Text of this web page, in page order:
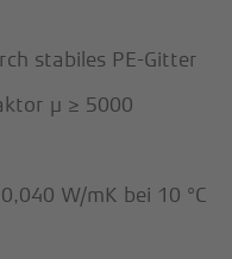
stabiles PE-Gitter
μ ≥ 5000
W/mK bei 10 °C